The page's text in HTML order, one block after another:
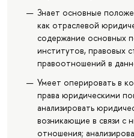
Знает основные
как отраслевой
содержание основных
институтов, правовых
правоотношений в
Умеет оперировать в
права юридическими
анализировать
возникающие в связи с
отношения;